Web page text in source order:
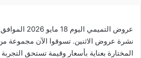
نشرة عروض الاثنين. تسوقوا الآن مجموعة
المختارة بعناية بأسعار وقيمة تستحق